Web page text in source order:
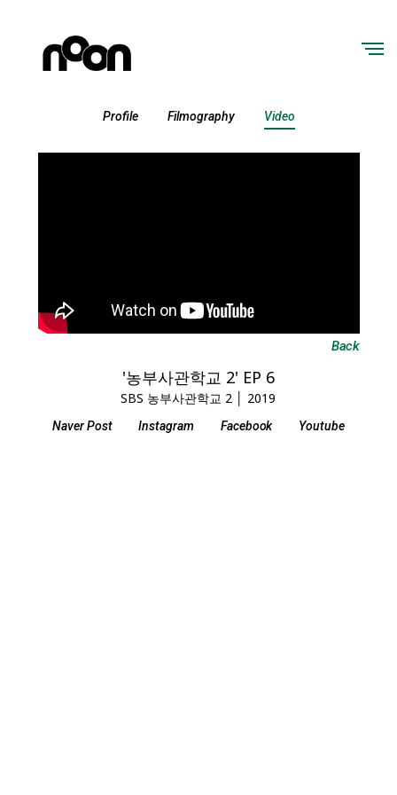
Profile Filmography Video
Back
'농부사관학교 2' EP 6
SBS 농부사관학교 2 │ 2019
Naver Post Instagram Facebook Youtube